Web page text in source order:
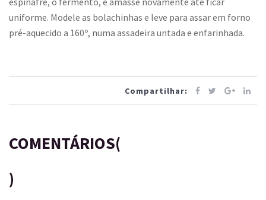
uniforme. Modele as bolachinhas e leve para assar em forno
pré-aquecido a 160º, numa assadeira untada e enfarinhada.
Compartilhar:
COMENTÁRIOS(
)